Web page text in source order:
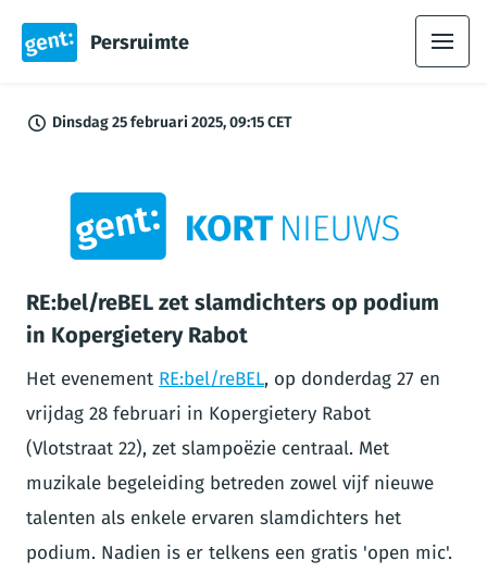
Persruimte
Dinsdag 25 februari 2025, 09:15 CET
PNG
RE:bel/reBEL zet slamdichters op podium
in Kopergietery Rabot
Het evenement RE:bel/reBEL, op donderdag 27 en
vrijdag 28 februari in Kopergietery Rabot
(Vlotstraat 22), zet slampoëzie centraal. Met
muzikale begeleiding betreden zowel vijf nieuwe
talenten als enkele ervaren slamdichters het
podium. Nadien is er telkens een gratis 'open mic'.